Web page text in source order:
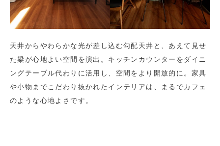
天井からやわらかな光が差し込む勾配天井と、あえて見せ
た梁が心地よい空間を演出。キッチンカウンターをダイニ
ングテーブル代わりに活用し、空間をより開放的に。家具
や小物までこだわり抜かれたインテリアは、まるでカフェ
のような心地よさです。